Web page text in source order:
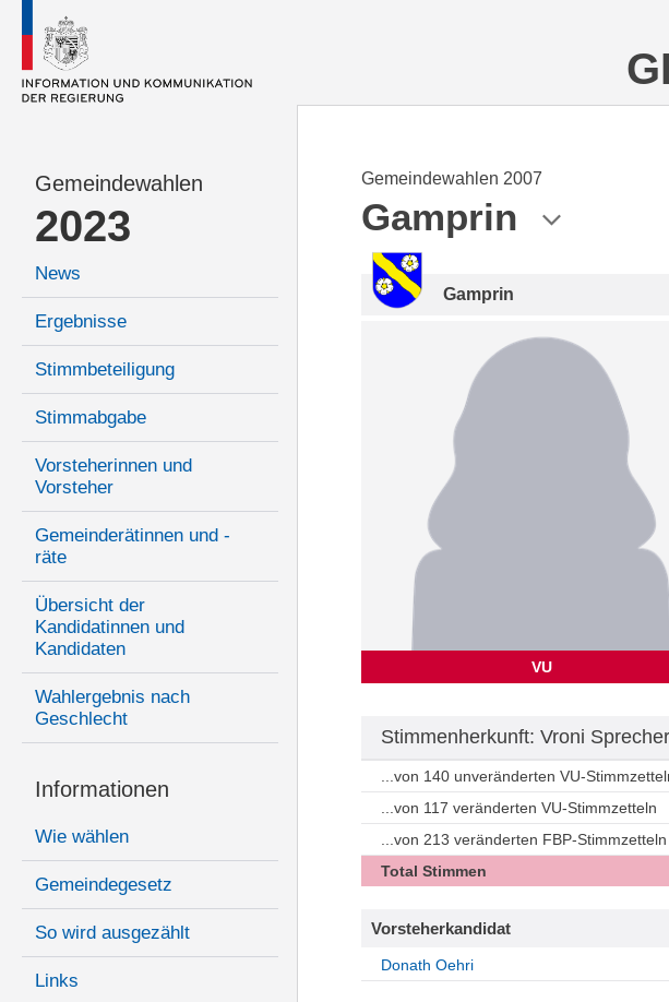
Gemeindewahlen
2023
News
Ergebnisse
Stimmbeteiligung
Stimmabgabe
Vorsteherinnen und
Vorsteher
Gemeinderätinnen und -
räte
Übersicht der
Kandidatinnen und
Kandidaten
Wahlergebnis nach
Geschlecht
Informationen
Wie wählen
Gemeindegesetz
So wird ausgezählt
Links
Gemeindewahlen 2007
Gamprin
Gamprin
VU
Stimmenherkunft: Vroni Sprecher
...von 140 unveränderten VU-
...von 117 veränderten VU-Stimmzetteln
...von 213 veränderten FBP-Stimmzetteln
Total Stimmen
Vorsteherkandidat
Donath Oehri